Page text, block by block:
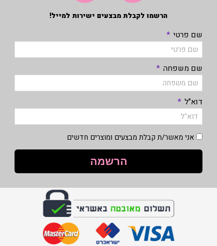
הרשמו לקבלת מבצעים ישירות למייל!
שם פרטי
שם משפחה
דוא"ל
אני מאשר/ת קבלת מבצעים ומוצרים חדשים
הרשמה